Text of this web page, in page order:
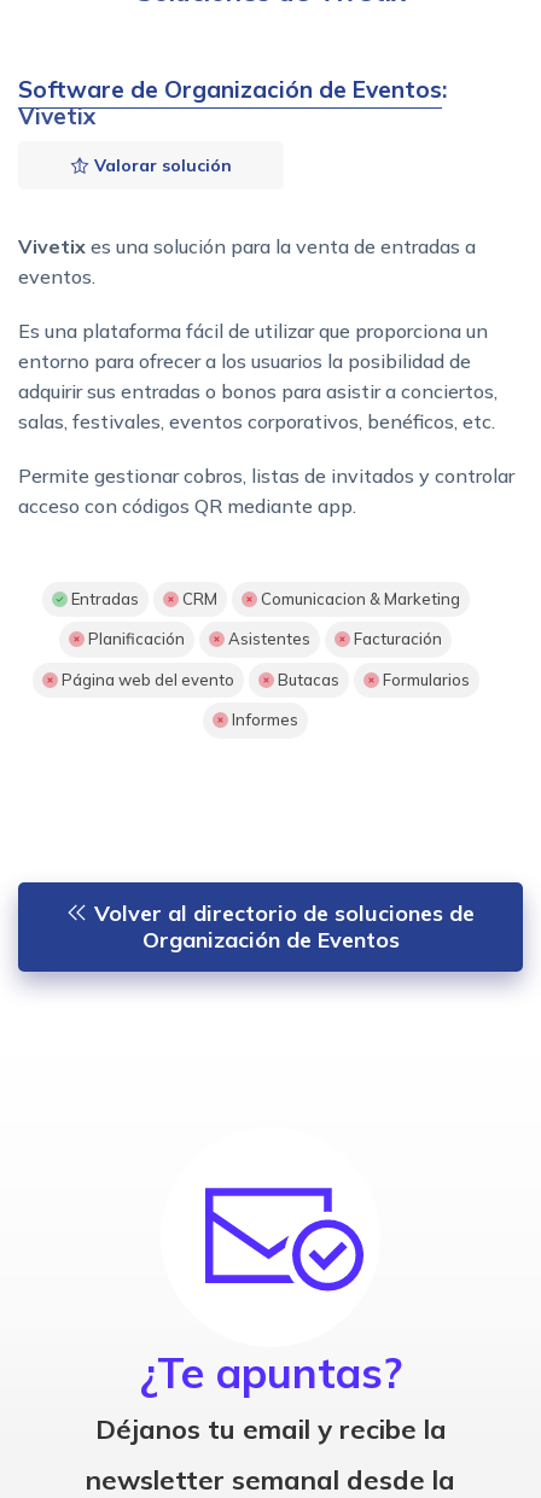
Software de Organización de Eventos:
Vivetix
Valorar solución
Vivetix es una solución para la venta de entradas a
eventos.
Es una plataforma fácil de utilizar que proporciona un
entorno para ofrecer a los usuarios la posibilidad de
adquirir sus entradas o bonos para asistir a conciertos,
salas, festivales, eventos corporativos, benéficos, etc.
Permite gestionar cobros, listas de invitados y controlar
acceso con códigos QR mediante app.
Entradas CRM Comunicacion & Marketing
Planificación Asistentes Facturación
Página web del evento Butacas Formularios
Informes
Volver al directorio de soluciones de
Organización de Eventos
¿Te apuntas?
Déjanos tu email y recibe la
newsletter semanal desde la